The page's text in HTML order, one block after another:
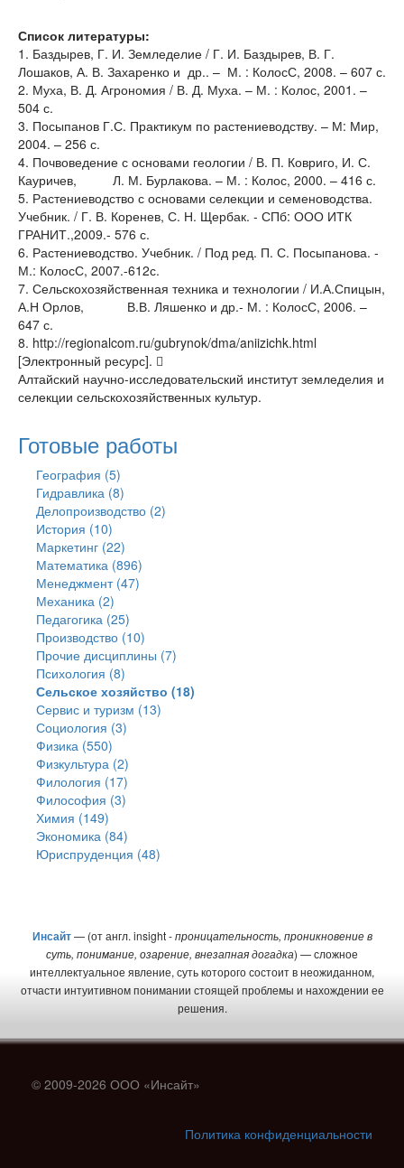
Список литературы:
1. Баздырев, Г. И. Земледелие / Г. И. Баздырев, В. Г.
Лошаков, А. В. Захаренко и др.. – М. : КолосС, 2008. – 607 с.
2. Муха, В. Д. Агрономия / В. Д. Муха. – М. : Колос, 2001. –
504 с.
3. Посыпанов Г.С. Практикум по растениеводству. – М: Мир,
2004. – 256 с.
4. Почвоведение с основами геологии / В. П. Ковриго, И. С.
Кауричев, Л. М. Бурлакова. – М. : Колос, 2000. – 416 с.
5. Растениеводство с основами селекции и семеноводства.
Учебник. / Г. В. Коренев, С. Н. Щербак. - СПб: ООО ИТК
ГРАНИТ.,2009.- 576 с.
6. Растениеводство. Учебник. / Под ред. П. С. Посыпанова. -
М.: КолосС, 2007.-612с.
7. Сельскохозяйственная техника и технологии / И.А.Спицын,
А.Н Орлов, В.В. Ляшенко и др.- М. : КолосС, 2006. –
647 с.
8. http://regionalcom.ru/gubrynok/dma/aniizichk.html
[Электронный ресурс]. 
Алтайский научно-исследовательский институт земледелия и
селекции сельскохозяйственных культур.
Готовые работы
География (5)
Гидравлика (8)
Делопроизводство (2)
История (10)
Маркетинг (22)
Математика (896)
Менеджмент (47)
Механика (2)
Педагогика (25)
Производство (10)
Прочие дисциплины (7)
Психология (8)
Сельское хозяйство (18)
Сервис и туризм (13)
Социология (3)
Физика (550)
Физкультура (2)
Филология (17)
Философия (3)
Химия (149)
Экономика (84)
Юриспруденция (48)
Инсайт — (от англ. insight -проницательность, проникновение в
суть, понимание, озарение, внезапная догадка) — сложное
интеллектуальное явление, суть которого состоит в неожиданном,
отчасти интуитивном понимании стоящей проблемы и нахождении ее
решения.
© 2009-2026 ООО «Инсайт»
Политика конфиденциальности